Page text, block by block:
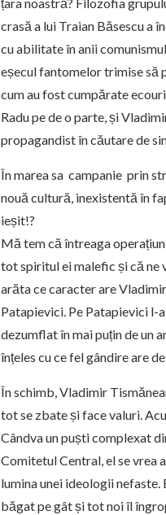
țara noastră? Filozofia
crasă a lui Traian Băsescu a
cu abilitate în anii
eșecul fantomelor trimise să
cum au fost cumpărate
Radu pe de o parte, și
propagandist în căutare de
În marea sa campanie prin
nouă cultură, inexistentă în
ieșit!?
Mă tem că întreaga
tot spiritul ei malefic și că ne
arăta ce caracter are
Patapievici. Pe Patapievici l-
dezumflat în mai puțin de un
înțeles cu ce fel gândire are
În schimb, Vladimir
tot se zbate și face valuri.
Cândva un puști complexat
Comitetul Central, el se vrea
lumina unei ideologii nefaste.
băgat pe gât și tot noi îl